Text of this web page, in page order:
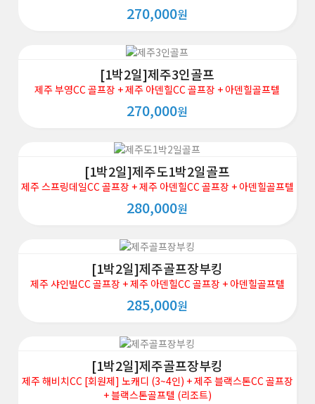
270,000원
[1박2일]제주3인골프
제주 부영CC 골프장 + 제주 아덴힐CC 골프장 + 아덴힐골프텔
270,000원
[1박2일]제주도1박2일골프
제주 스프링데일CC 골프장 + 제주 아덴힐CC 골프장 + 아덴힐골프텔
280,000원
[1박2일]제주골프장부킹
제주 샤인빌CC 골프장 + 제주 아덴힐CC 골프장 + 아덴힐골프텔
285,000원
[1박2일]제주골프장부킹
제주 해비치CC [회원제] 노캐디 (3~4인) + 제주 블랙스톤CC 골프장
+ 블랙스톤골프텔 (리조트)